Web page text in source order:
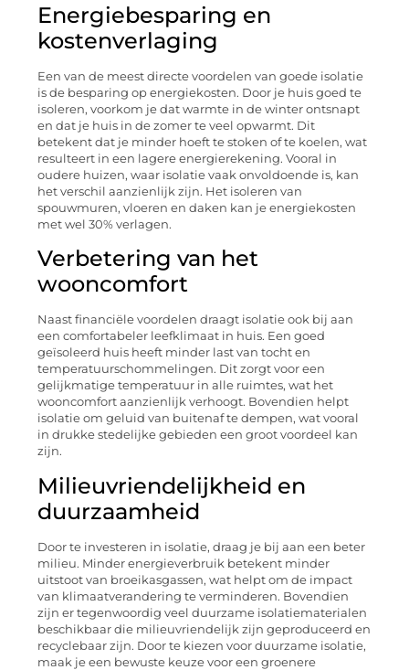
Energiebesparing en
kostenverlaging
Een van de meest directe voordelen van goede isolatie
is de besparing op energiekosten. Door je huis goed te
isoleren, voorkom je dat warmte in de winter ontsnapt
en dat je huis in de zomer te veel opwarmt. Dit
betekent dat je minder hoeft te stoken of te koelen, wat
resulteert in een lagere energierekening. Vooral in
oudere huizen, waar isolatie vaak onvoldoende is, kan
het verschil aanzienlijk zijn. Het isoleren van
spouwmuren, vloeren en daken kan je energiekosten
met wel 30% verlagen.
Verbetering van het
wooncomfort
Naast financiële voordelen draagt isolatie ook bij aan
een comfortabeler leefklimaat in huis. Een goed
geïsoleerd huis heeft minder last van tocht en
temperatuurschommelingen. Dit zorgt voor een
gelijkmatige temperatuur in alle ruimtes, wat het
wooncomfort aanzienlijk verhoogt. Bovendien helpt
isolatie om geluid van buitenaf te dempen, wat vooral
in drukke stedelijke gebieden een groot voordeel kan
zijn.
Milieuvriendelijkheid en
duurzaamheid
Door te investeren in isolatie, draag je bij aan een beter
milieu. Minder energieverbruik betekent minder
uitstoot van broeikasgassen, wat helpt om de impact
van klimaatverandering te verminderen. Bovendien
zijn er tegenwoordig veel duurzame isolatiematerialen
beschikbaar die milieuvriendelijk zijn geproduceerd en
recyclebaar zijn. Door te kiezen voor duurzame isolatie,
maak je een bewuste keuze voor een groenere